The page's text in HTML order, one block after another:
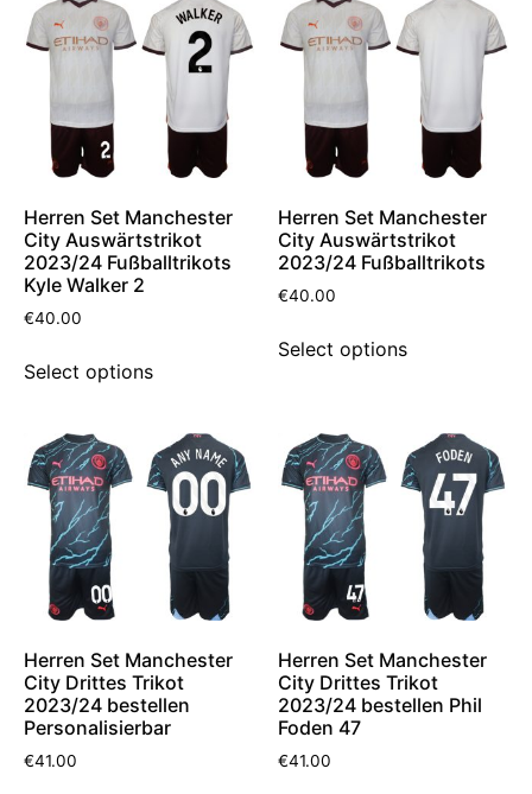
Herren Set Manchester
City Auswärtstrikot
2023/24 Fußballtrikots
Kyle Walker 2
€40.00
Select options
Herren Set Manchester
City Auswärtstrikot
2023/24 Fußballtrikots
€40.00
Select options
Herren Set Manchester
City Drittes Trikot
2023/24 bestellen
Personalisierbar
€41.00
Herren Set Manchester
City Drittes Trikot
2023/24 bestellen Phil
Foden 47
€41.00